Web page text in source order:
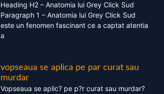
Heading H2 – Anatomia lui Grey Click Sud
Paragraph 1 – Anatomia lui Grey Click Sud
este un fenomen fascinant ce a captat atentia
a
vopseaua se aplica pe par curat sau
murdar
Vopseaua se aplic? pe p?r curat sau murdar?